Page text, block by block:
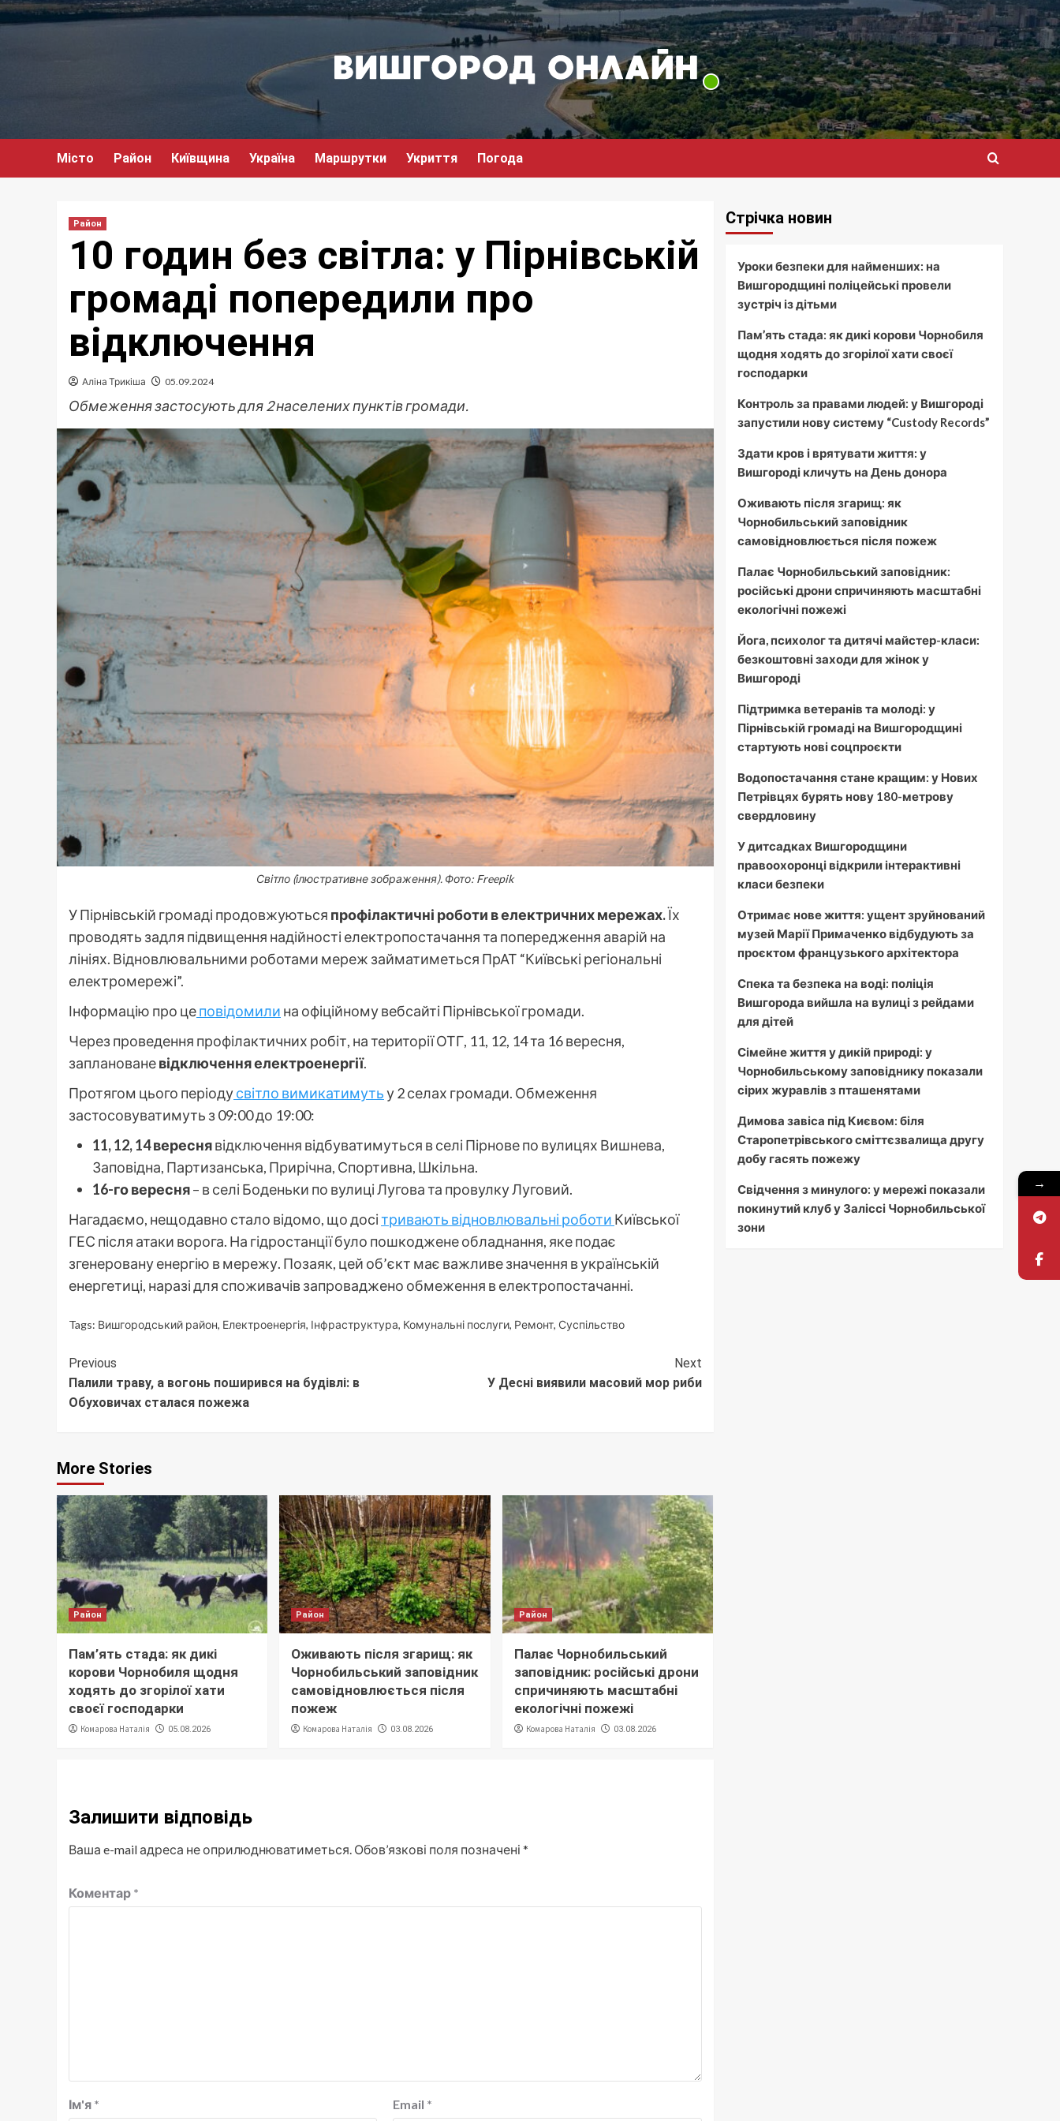
Перейти
до
Місто Район Київщина Україна Маршрутки Укриття Погода
Район
10 годин без світла: у Пірнівській
громаді попередили про
відключення
Аліна Трикіша 05.09.2024
Обмеження застосують для 2 населених пунктів громади.
Світло (ілюстративне зображення). Фото: Freepik
У Пірнівській громаді продовжуються профілактичні роботи в електричних мережах.Їх
проводять задля підвищення надійності електропостачання та попередження аварій на
лініях. Відновлювальними роботами мереж займатиметься ПрАТ “Київські регіональні
електромережі”.
Інформацію про цеповідомили на офіційному вебсайті Пірнівської громади.
Через проведення профілактичних робіт, на території ОТГ, 11, 12, 14 та 16 вересня,
запланованевідключення електроенергії.
Протягом цього періодусвітло вимикатимутьу 2 селах громади. Обмеження
застосовуватимуть з 09:00 до 19:00:
11, 12, 14 вереснявідключення відбуватимуться в селі Пірнове по вулицях Вишнева,
Заповідна, Партизанська, Прирічна, Спортивна, Шкільна.
16-го вересня– в селі Боденьки по вулиці Лугова та провулку Луговий.
Нагадаємо, нещодавно стало відомо, що досітривають відновлювальні роботи Київської
ГЕС після атаки ворога. На гідростанції було пошкоджене обладнання, яке подає
згенеровану енергію в мережу. Позаяк, цей об’єкт має важливе значення в українській
енергетиці, наразі для споживачів запроваджено обмеження в електропостачанні.
Tags: Вишгородський район, Електроенергія, Інфраструктура, Комунальні послуги, Ремонт, Суспільство
Continue
Reading
Previous
Палили траву, а вогонь поширився на будівлі: в
Обуховичах сталася пожежа
Next
У Десні виявили масовий мор риби
More Stories
Район
Пам’ять стада: як дикі
корови Чорнобиля щодня
ходять до згорілої хати
своєї господарки
Комарова Наталія 05.08.2026
Район
Оживають після згарищ: як
Чорнобильський заповідник
самовідновлюється після
пожеж
Комарова Наталія 03.08.2026
Район
Палає Чорнобильський
заповідник: російські дрони
спричиняють масштабні
екологічні пожежі
Комарова Наталія 03.08.2026
Залишити відповідь
Ваша e-mail адреса не оприлюднюватиметься. Обов’язкові поля позначені *
Коментар *
Ім'я * Email *
Стрічка новин
Уроки безпеки для найменших: на
Вишгородщині поліцейські провели
зустріч із дітьми
Пам’ять стада: як дикі корови Чорнобиля
щодня ходять до згорілої хати своєї
господарки
Контроль за правами людей: у Вишгороді
запустили нову систему “Custody Records”
Здати кров і врятувати життя: у
Вишгороді кличуть на День донора
Оживають після згарищ: як
Чорнобильський заповідник
самовідновлюється після пожеж
Палає Чорнобильський заповідник:
російські дрони спричиняють масштабні
екологічні пожежі
Йога, психолог та дитячі майстер-класи:
безкоштовні заходи для жінок у
Вишгороді
Підтримка ветеранів та молоді: у
Пірнівській громаді на Вишгородщині
стартують нові соцпроєкти
Водопостачання стане кращим: у Нових
Петрівцях бурять нову 180-метрову
свердловину
У дитсадках Вишгородщини
правоохоронці відкрили інтерактивні
класи безпеки
Отримає нове життя: ущент зруйнований
музей Марії Примаченко відбудують за
проєктом французького архітектора
Спека та безпека на воді: поліція
Вишгорода вийшла на вулиці з рейдами
для дітей
Сімейне життя у дикій природі: у
Чорнобильському заповіднику показали
сірих журавлів з пташенятами
Димова завіса під Києвом: біля
Старопетрівського сміттєзвалища другу
добу гасять пожежу
Свідчення з минулого: у мережі показали
покинутий клуб у Заліссі Чорнобильської
зони
→